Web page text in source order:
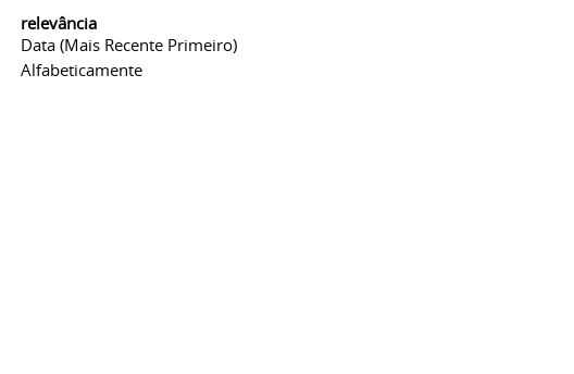
relevância
Data (mais Recente Primeiro)
Alfabeticamente